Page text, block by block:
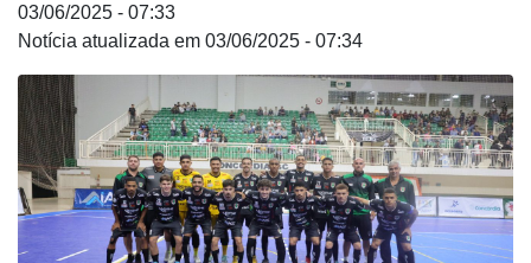
03/06/2025 - 07:33
03/06/2025 - 07:34